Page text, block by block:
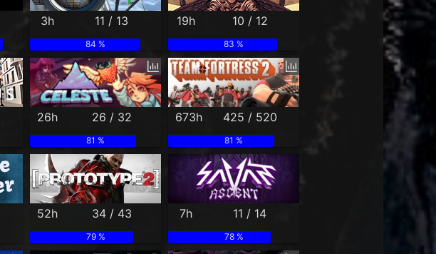
3h 11 / 13
84 %
19h 10 / 12
83 %
26h 26 / 32
81 %
673h 425 / 520
81 %
52h 34 / 43
79 %
7h 11 / 14
78 %